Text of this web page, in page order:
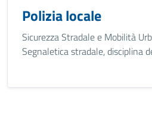
Polizia locale
Sicurezza Stradale e Mobilità
Segnaletica stradale, disciplina